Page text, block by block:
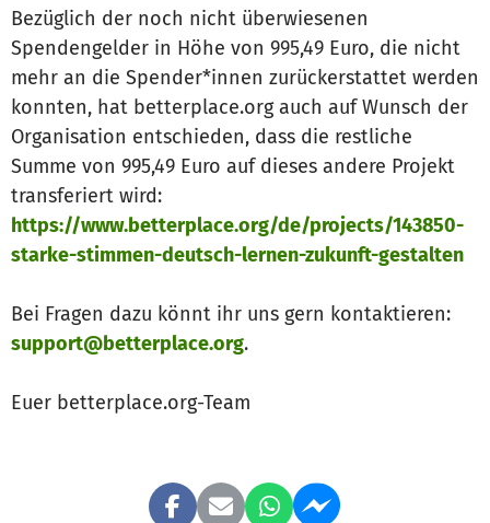
Bezüglich der noch nicht überwiesenen
Spendengelder in Höhe von 995,49 Euro, die nicht
mehr an die Spender*innen zurückerstattet werden
konnten, hat betterplace.org auch auf Wunsch der
Organisation entschieden, dass die restliche
Summe von 995,49 Euro auf dieses andere Projekt
transferiert wird:
https://www.betterplace.org/de/projects/143850-
starke-stimmen-deutsch-lernen-zukunft-gestalten
Bei Fragen dazu könnt ihr uns gern kontaktieren:
support@betterplace.org.
Euer betterplace.org-Team